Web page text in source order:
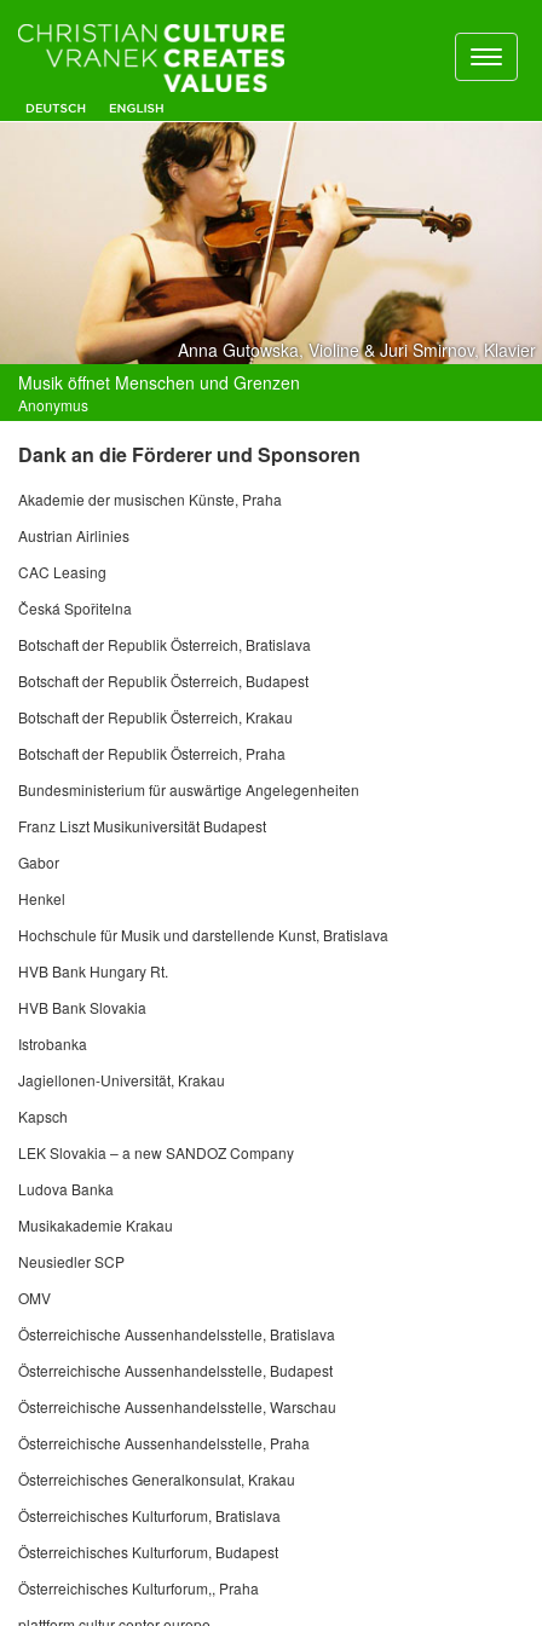
Anna Gutowska, Violine & Juri Smirnov, Klavier
Musik öffnet Menschen und Grenzen
Anonymus
Dank an die Förderer und Sponsoren
Akademie der musischen Künste, Praha
Austrian Airlinies
CAC Leasing
Česká Spořitelna
Botschaft der Republik Österreich, Bratislava
Botschaft der Republik Österreich, Budapest
Botschaft der Republik Österreich, Krakau
Botschaft der Republik Österreich, Praha
Bundesministerium für auswärtige Angelegenheiten
Franz Liszt Musikuniversität Budapest
Gabor
Henkel
Hochschule für Musik und darstellende Kunst, Bratislava
HVB Bank Hungary Rt.
HVB Bank Slovakia
Istrobanka
Jagiellonen-Universität, Krakau
Kapsch
LEK Slovakia – a new SANDOZ Company
Ludova Banka
Musikakademie Krakau
Neusiedler SCP
OMV
Österreichische Aussenhandelsstelle, Bratislava
Österreichische Aussenhandelsstelle, Budapest
Österreichische Aussenhandelsstelle, Warschau
Österreichische Aussenhandelsstelle, Praha
Österreichisches Generalkonsulat, Krakau
Österreichisches Kulturforum, Bratislava
Österreichisches Kulturforum, Budapest
Österreichisches Kulturforum,, Praha